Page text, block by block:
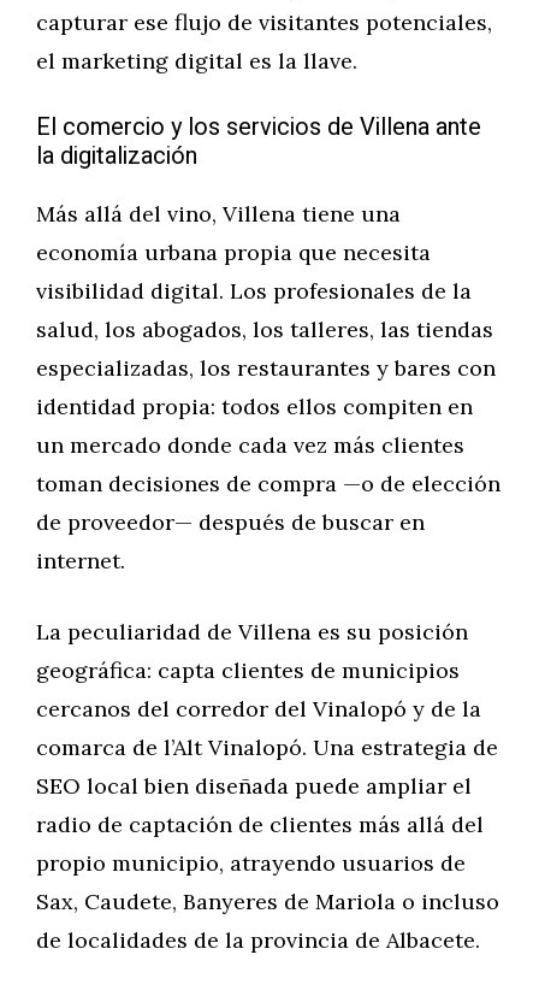
capturar ese flujo de visitantes potenciales,
el marketing digital es la llave.
El comercio y los servicios de Villena ante
la digitalización
Más allá del vino, Villena tiene una
economía urbana propia que necesita
visibilidad digital. Los profesionales de la
salud, los abogados, los talleres, las tiendas
especializadas, los restaurantes y bares con
identidad propia: todos ellos compiten en
un mercado donde cada vez más clientes
toman decisiones de compra —o de elección
de proveedor— después de buscar en
internet.
La peculiaridad de Villena es su posición
geográfica: capta clientes de municipios
cercanos del corredor del Vinalopó y de la
comarca de l’Alt Vinalopó. Una estrategia de
SEO local bien diseñada puede ampliar el
radio de captación de clientes más allá del
propio municipio, atrayendo usuarios de
Sax, Caudete, Banyeres de Mariola o incluso
de localidades de la provincia de Albacete.